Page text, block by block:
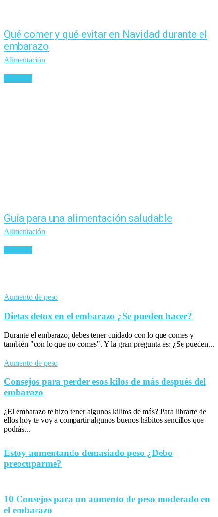
Qué comer y qué evitar en Navidad durante el
embarazo
Alimentación
Guía para una alimentación saludable
Alimentación
Aumento de peso
Dietas detox en el embarazo ¿Se pueden hacer?
Durante el embarazo, debes tener cuidado con lo que comes y
también "con lo que no comes". Y la gran pregunta es: ¿Se pueden...
Aumento de peso
Consejos para perder esos kilos de más después del
embarazo
¿El embarazo te hizo tener algunos kilitos de más? Para librarte de
ellos hoy te voy a compartir algunos buenos hábitos sencillos que
podrás...
Estoy aumentando demasiado peso ¿Debo
preocuparme?
10 Consejos para un aumento de peso moderado en
el embarazo